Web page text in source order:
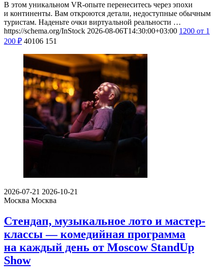
В этом уникальном VR-опыте перенеситесь через эпохи
и континенты. Вам откроются детали, недоступные обычным
туристам. Наденьте очки виртуальной реальности …
https://schema.org/InStock 2026-08-06T14:30:00+03:00 1200 от 1
200 ₽ 40106 151
2026-07-21 2026-10-21
Москва Москва
Стендап, музыкальное лото и мастер-
классы — комедийная программа
на каждый день от Moscow StandUp
Show